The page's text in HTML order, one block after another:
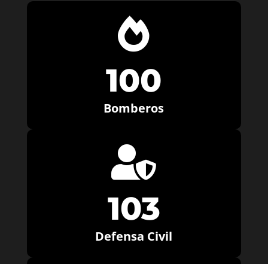

100
Bomberos

103
Defensa Civil